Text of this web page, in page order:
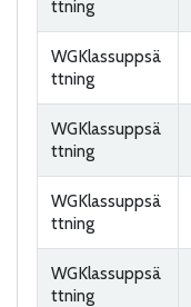
ttning
WGKlassuppsä
ttning
WGKlassuppsä
ttning
WGKlassuppsä
ttning
WGKlassuppsä
ttning